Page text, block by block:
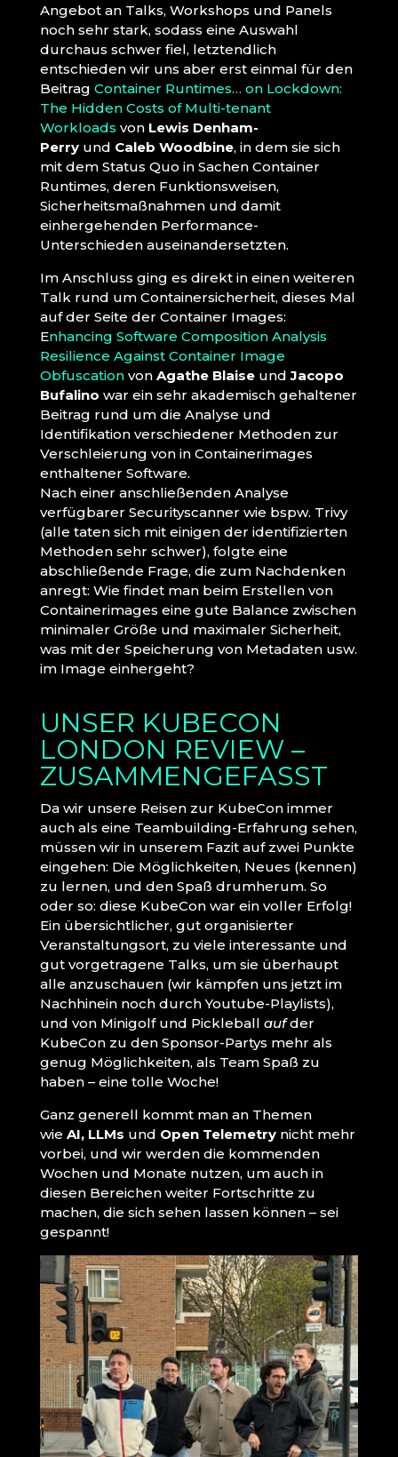
Angebot an Talks, Workshops und Panels
noch sehr stark, sodass eine Auswahl
durchaus schwer fiel, letztendlich
entschieden wir uns aber erst einmal für den
Beitrag Container Runtimes… on Lockdown:
The Hidden Costs of Multi-tenant
Workloads von Lewis Denham-
Perry und Caleb Woodbine, in dem sie sich
mit dem Status Quo in Sachen Container
Runtimes, deren Funktionsweisen,
Sicherheitsmaßnahmen und damit
einhergehenden Performance-
Unterschieden auseinandersetzten.
Im Anschluss ging es direkt in einen weiteren
Talk rund um Containersicherheit, dieses Mal
auf der Seite der Container Images:
Enhancing Software Composition Analysis
Resilience Against Container Image
Obfuscationvon Agathe Blaise undJacopo
Bufalino war ein sehr akademisch gehaltener
Beitrag rund um die Analyse und
Identifikation verschiedener Methoden zur
Verschleierung von in Containerimages
enthaltener Software.
Nach einer anschließenden Analyse
verfügbarer Securityscanner wie bspw. Trivy
(alle taten sich mit einigen der identifizierten
Methoden sehr schwer), folgte eine
abschließende Frage, die zum Nachdenken
anregt: Wie findet man beim Erstellen von
Containerimages eine gute Balance zwischen
minimaler Größe und maximaler Sicherheit,
was mit der Speicherung von Metadaten usw.
im Image einhergeht?
UNSER KUBECON
LONDON REVIEW –
ZUSAMMENGEFASST
Da wir unsere Reisen zur KubeCon immer
auch als eine Teambuilding-Erfahrung sehen,
müssen wir in unserem Fazit auf zwei Punkte
eingehen: Die Möglichkeiten, Neues (kennen)
zu lernen, und den Spaß drumherum. So
oder so: diese KubeCon war ein voller Erfolg!
Ein übersichtlicher, gut organisierter
Veranstaltungsort, zu viele interessante und
gut vorgetragene Talks, um sie überhaupt
alle anzuschauen (wir kämpfen uns jetzt im
Nachhinein noch durch Youtube-Playlists),
und von Minigolf und Pickleball aufder
KubeCon zu den Sponsor-Partys mehr als
genug Möglichkeiten, als Team Spaß zu
haben – eine tolle Woche!
Ganz generell kommt man an Themen
wie AI, LLMs und Open Telemetrynicht mehr
vorbei, und wir werden die kommenden
Wochen und Monate nutzen, um auch in
diesen Bereichen weiter Fortschritte zu
machen, die sich sehen lassen können – sei
gespannt!